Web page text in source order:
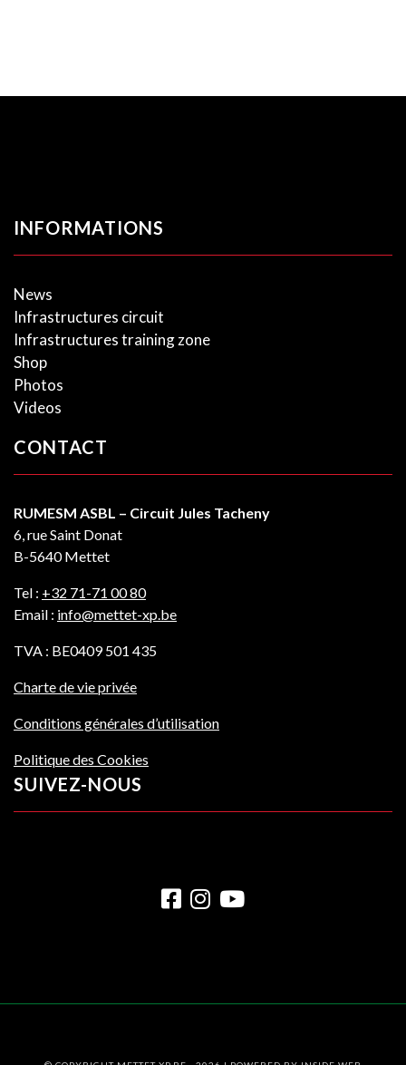
INFORMATIONS
News
Infrastructures circuit
Infrastructures training zone
Shop
Photos
Videos
CONTACT
RUMESM ASBL – Circuit Jules Tacheny
6, rue Saint Donat
B-5640 Mettet
Tel : +32 71-71 00 80
Email : info@mettet-xp.be
TVA : BE0409 501 435
Charte de vie privée
Conditions générales d’utilisation
Politique des Cookies
SUIVEZ-NOUS